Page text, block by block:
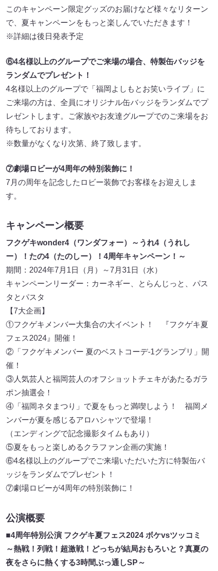
このキャンペーン限定グッズのお届けなど様々なリターン
で、夏キャンペーンをもっと楽しんでいただきます！
※詳細は後日発表予定
⑥4名様以上のグループでご来場の場合、特製缶バッジを
ランダムでプレゼント！
4名様以上のグループで「福岡よしもとお笑いライブ」に
ご来場の⽅は、全員にオリジナル缶バッジをランダムでプ
レゼントします。ご家族やお友達グループでのご来場をお
待ちしております。
※数量がなくなり次第、終了致します。
⑦劇場ロビーが4周年の特別装飾に！
7月の周年を記念したロビー装飾でお客様をお迎えしま
す。
キャンペーン概要
フクゲキwonder4（ワンダフォー）～うれ4（うれし
ー）！たの4（たのしー）！4周年キャンペーン！～
期間：2024年7月1日（月）～7月31日（水）
キャンペーンリーダー：カーネギー、とらんじっと、パス
タとパスタ
【7大企画】
①フクゲキメンバー大集合の大イベント！ 『フクゲキ夏
フェス2024』開催！
②「フクゲキメンバー 夏のベストコーデ-1グランプリ」開
催！
③人気芸人と福岡芸人のオフショットチェキがあたるガラ
ポン抽選会！
④「福岡ネタまつり」で夏をもっと満喫しよう！ 福岡メ
ンバーが夏を感じるアロハシャツで登場！
（エンディングで記念撮影タイムもあり）
⑤夏をもっと楽しめるクラファン企画の実施！
⑥4名様以上のグループでご来場いただいた⽅に特製缶バ
ッジをランダムでプレゼント！
⑦劇場ロビーが4周年の特別装飾に！
公演概要
■4周年特別公演 フクゲキ夏フェス2024 ボケvsツッコミ
～熱戦！列戦！超激戦！どっちが結局おもろいと？真夏の
夜をさらに熱くする3時間ぶっ通しSP～